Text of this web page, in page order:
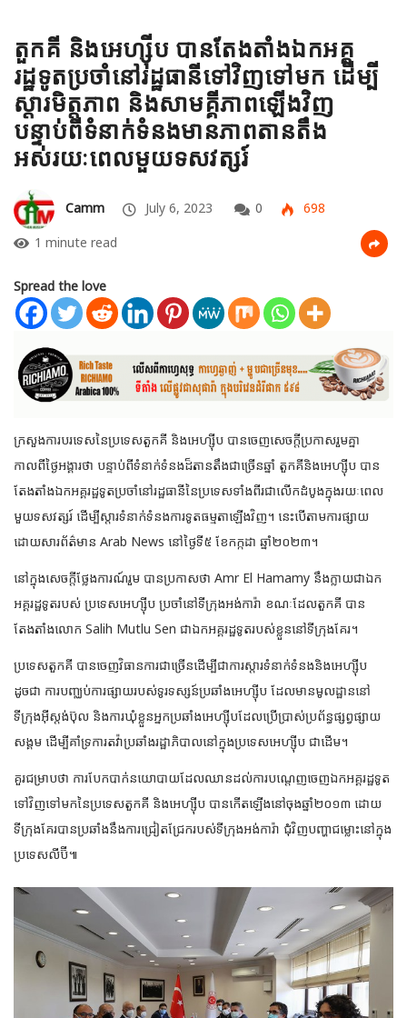
តួកគី និងអេហ្ស៊ីប បានតែងតាំងឯកអគ្គ
រដ្ឋទូតប្រចាំនៅរដ្ឋធានីទៅវិញទៅមក ដើម្បី
ស្តារមិត្តភាព និងសាមគ្គីភាពឡើងវិញ
បន្ទាប់ពីទំនាក់ទំនងមានភាពតានតឹង
អស់រយៈពេលមួយទសវត្សរ៍
Camm July 6, 2023 0
698
1 minute read
Spread the love
ក្រសួងការបរទេសនៃប្រទេសតួកគី និងអេហ្ស៊ីប បានចេញសេចក្តីប្រកាសរួមគ្នា
កាលពីថ្ងៃអង្គារថា បន្ទាប់ពីទំនាក់ទំនងដ៏តានតឹងជាច្រើនឆ្នាំ តួកគីនិងអេហ្ស៊ីប បាន
តែងតាំងឯកអគ្គរដ្ឋទូតប្រចាំនៅរដ្ឋធានីនៃប្រទេសទាំងពីរជាលើកដំបូងក្នុងរយៈពេល
មួយទសវត្សរ៍ ដើម្បីស្តារទំនាក់ទំនងការទូតធម្មតាឡើងវិញ។ នេះបើតាមការផ្សាយ
ដោយសារព័ត៌មាន Arab News នៅថ្ងៃទី៥ ខែកក្កដា ឆ្នាំ២០២៣។
នៅក្នុងសេចក្តីថ្លែងការណ៍រួម បានប្រកាសថា Amr El Hamamy នឹងក្លាយជាឯក
អគ្គរដ្ឋទូតរបស់ ប្រទេសអេហ្ស៊ីប ប្រចាំនៅទីក្រុងអង់ការ៉ា ខណៈដែលតួកគី បាន
តែងតាំងលោក Salih Mutlu Sen ជាឯកអគ្គរដ្ឋទូតរបស់ខ្លួននៅទីក្រុងគែរ។
ប្រទេសតួកគី បានចេញវិធានការជាច្រើនដើម្បីជាការស្តារទំនាក់ទំនងនិងអេហ្ស៊ីប
ដូចជា ការបញ្ឈប់ការផ្សាយរបស់ទូរទស្សន៍ប្រឆាំងអេហ្ស៊ីប ដែលមានមូលដ្ឋាននៅ
ទីក្រុងអ៊ីស្តង់ប៊ុល និងការឃុំខ្លួនអ្នកប្រឆាំងអេហ្ស៊ីបដែលប្រើប្រាស់ប្រព័ន្ធផ្សព្វផ្សាយ
សង្គម ដើម្បីគាំទ្រការតវ៉ាប្រឆាំងរដ្ឋាភិបាលនៅក្នុងប្រទេសអេហ្ស៊ីប ជាដើម។
គួរជម្រាបថា ការបែកបាក់នយោបាយដែលឈានដល់ការបណ្តេញចេញឯកអគ្គរដ្ឋទូត
ទៅវិញទៅមកនៃប្រទេសតួកគី និងអេហ្ស៊ីប បានកើតឡើងនៅចុងឆ្នាំ២០១៣ ដោយ
ទីក្រុងគែរបានប្រឆាំងនឹងការជ្រៀតជ្រែករបស់ទីក្រុងអង់ការ៉ា ជុំវិញបញ្ហាជម្លោះនៅក្នុង
ប្រទេសលីប៊ី៕